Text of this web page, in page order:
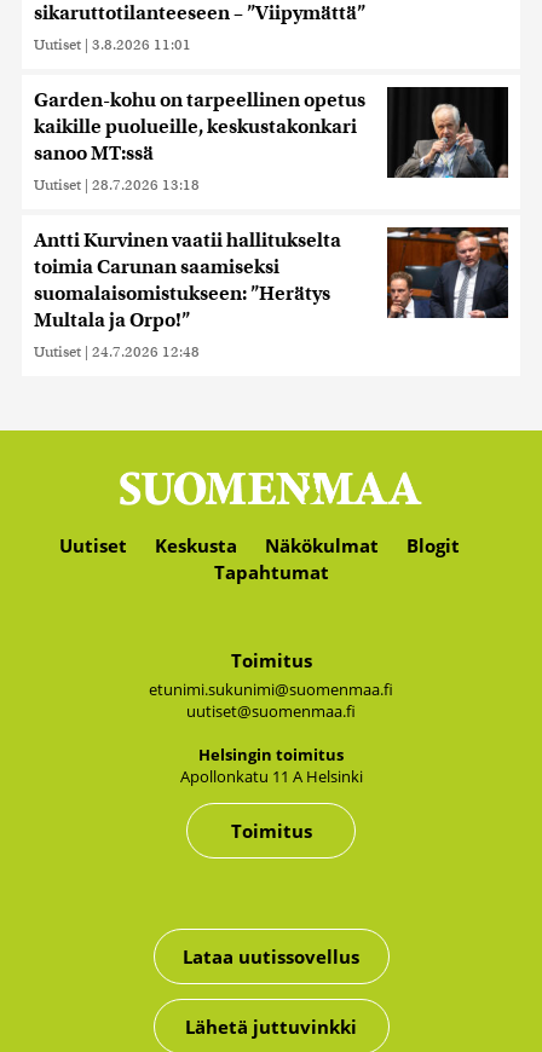
sikaruttotilanteeseen – ”Viipymättä”
Uutiset | 3.8.2026 11:01
Garden-kohu on tarpeellinen opetus
kaikille puolueille, keskustakonkari
sanoo MT:ssä
Uutiset | 28.7.2026 13:18
Antti Kurvinen vaatii hallitukselta
toimia Carunan saamiseksi
suomalaisomistukseen: ”Herätys
Multala ja Orpo!”
Uutiset | 24.7.2026 12:48
Uutiset Keskusta Näkökulmat
Blogit
Tapahtumat
Toimitus
etunimi.sukunimi@suomenmaa.fi
uutiset@suomenmaa.fi
Hel­sin­gin toi­mi­tus
Apol­lon­ka­tu 11 A Hel­sin­ki
Toimitus
Lataa uutissovellus
Lähetä juttuvinkki